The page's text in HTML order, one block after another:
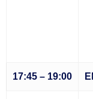
17:45 – 19:00